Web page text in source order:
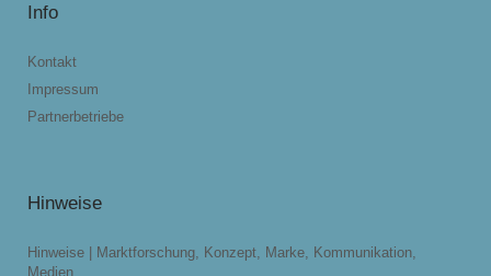
Info
Kontakt
Impressum
Partnerbetriebe
Hinweise
Hinweise | Marktforschung, Konzept, Marke, Kommunikation,
Medien